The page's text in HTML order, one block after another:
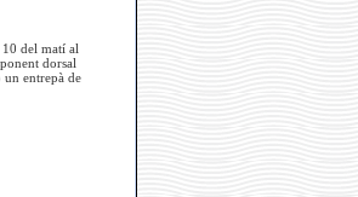
10 del matí al
dorsal
un entrepà de